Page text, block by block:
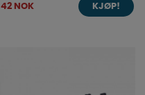
42 NOK KJØP!